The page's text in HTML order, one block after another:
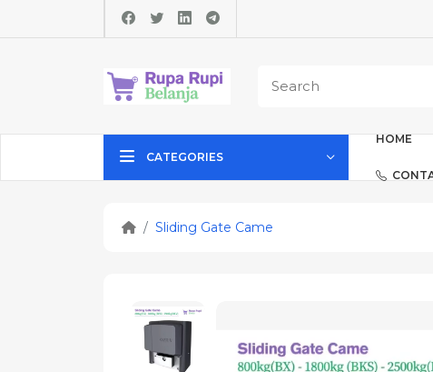
CATEGORIES
HOME
Sliding Gate Came